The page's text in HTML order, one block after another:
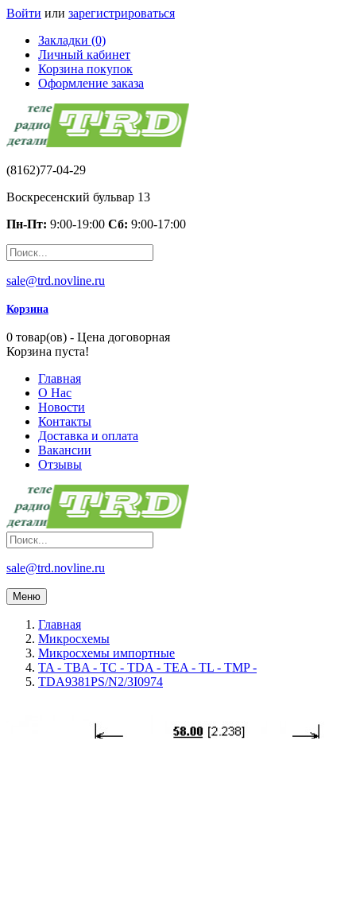
Войти или зарегистрироваться
Закладки (0)
Личный кабинет
Корзина покупок
Оформление заказа
(8162)77-04-29
Воскресенский бульвар 13
Пн-Пт: 9:00-19:00 Сб: 9:00-17:00
sale@trd.novline.ru
Корзина
0 товар(ов) - Цена договорная
Корзина пуста!
Главная
О Нас
Новости
Контакты
Доставка и оплата
Вакансии
Отзывы
sale@trd.novline.ru
Меню
Главная
Микросхемы
Микросхемы импортные
TA - TBA - TC - TDA - TEA - TL - TMP -
TDA9381PS/N2/3I0974